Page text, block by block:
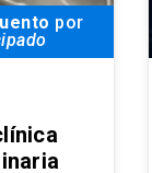
por